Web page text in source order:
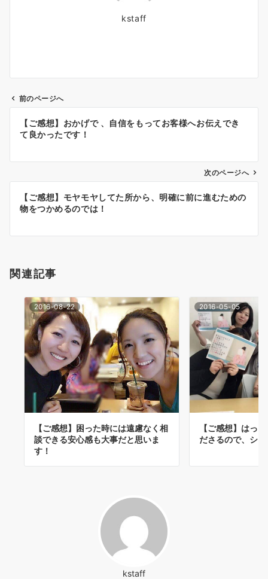
kstaff
稿
ー
シ
ン
前のページへ
【ご感想】おかげで 、自信をもってお客様へお伝えでき
て良かったです！
次のページへ
【ご感想】モヤモヤしてた所から、明確に前に進むための
物をつかめるのでは！
関連記事
2016-08-22
【ご感想】困った時には遠慮なく相
談できる安心感も大事だと思いま
す！
2016-05-05
【ご感想】はっ
ださるので、シ
kstaff